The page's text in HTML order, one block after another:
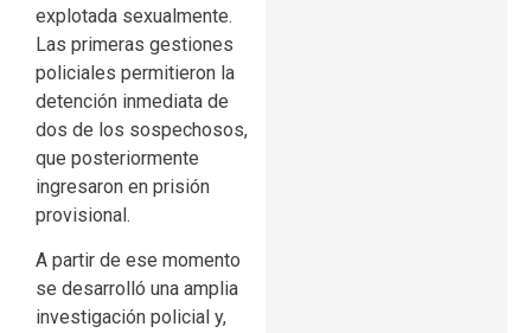
explotada sexualmente.
Las primeras gestiones
policiales permitieron la
detención inmediata de
dos de los sospechosos,
que posteriormente
ingresaron en prisión
provisional.
A partir de ese momento
se desarrolló una amplia
investigación policial y,